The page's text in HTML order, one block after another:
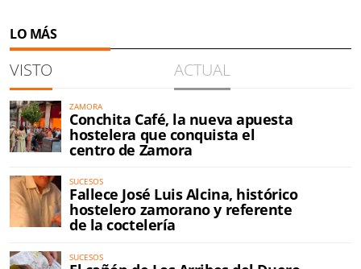
LO MÁS
VISTO ACTUAL
ZAMORA
Conchita Café, la nueva apuesta
hostelera que conquista el
centro de Zamora
SUCESOS
Fallece José Luis Alcina, histórico
hostelero zamorano y referente
de la coctelería
SUCESOS